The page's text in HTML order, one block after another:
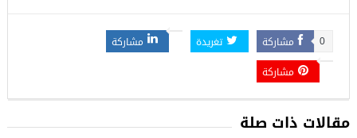
مشاركة 0 تغريدة
مشاركة
مشاركة
مقالات ذات صلة